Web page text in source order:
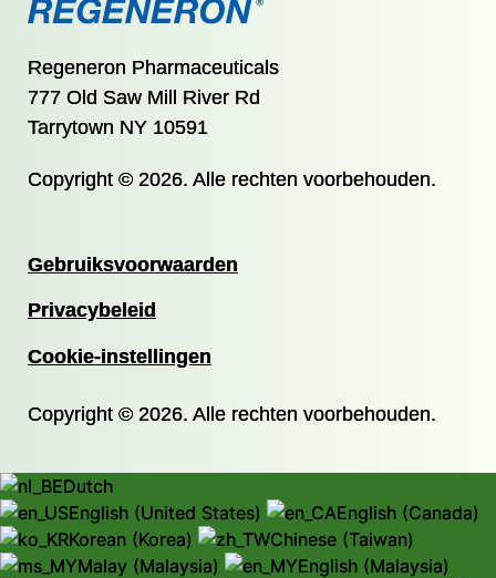
Regeneron Pharmaceuticals
777 Old Saw Mill River Rd
Tarrytown NY 10591
Copyright © 2026. Alle rechten voorbehouden.
Gebruiksvoorwaarden
Privacybeleid
Cookie-instellingen
Copyright © 2026. Alle rechten voorbehouden.
Dutch
English (United States)
English (Canada)
Korean (Korea)
Chinese (Taiwan)
Malay (Malaysia)
English (Malaysia)